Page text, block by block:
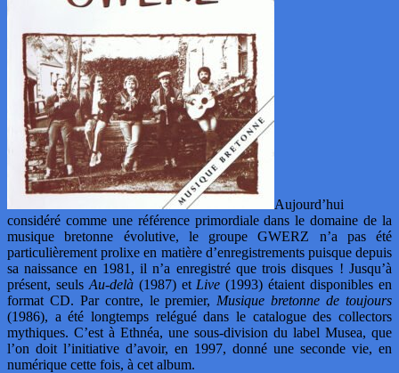
Aujourd’hui
considéré comme une référence primordiale dans le domaine de la
musique bretonne évolutive, le groupe GWERZ n’a pas été
particulièrement prolixe en matière d’enregistrements puisque depuis
sa naissance en 1981, il n’a enregistré que trois disques ! Jusqu’à
présent, seuls Au-delà(1987) et Live (1993) étaient disponibles en
format CD. Par contre, le premier, Musique bretonne de toujours
(1986), a été longtemps relégué dans le catalogue des collectors
mythiques. C’est à Ethnéa, une sous-division du label Musea, que
l’on doit l’initiative d’avoir, en 1997, donné une seconde vie, en
numérique cette fois, à cet album.